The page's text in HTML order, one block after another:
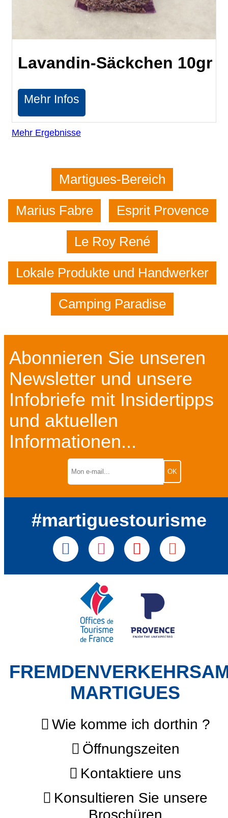
Lavandin-Säckchen 10gr
Mehr Infos
Mehr Ergebnisse
Martigues-Bereich
Marius Fabre Esprit Provence
Le Roy René
Lokale Produkte und Handwerker
Camping Paradise
Abonnieren Sie unseren
Newsletter und unsere
Infobriefe mit Insidertipps
und aktuellen
Informationen...
#martiguestourisme
MARTIGUES
Wie komme ich dorthin ?
Öffnungszeiten
Kontaktiere uns
Konsultieren Sie unsere
Broschüren